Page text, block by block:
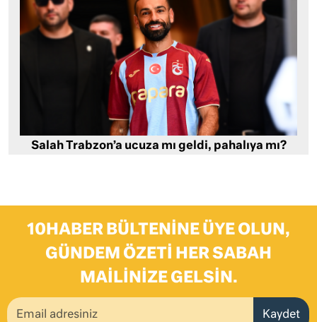
Salah Trabzon’a ucuza mı geldi, pahalıya mı?
10HABER BÜLTENINE ÜYE OLUN,
GÜNDEM ÖZETI HER SABAH
MAILINIZE GELSIN.
Kaydet